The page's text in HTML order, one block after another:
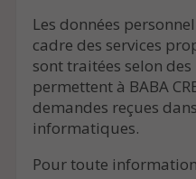
Les données
cadre des services
sont traitées selon
permettent à BABA
demandes reçues
informatiques.
Pour toute